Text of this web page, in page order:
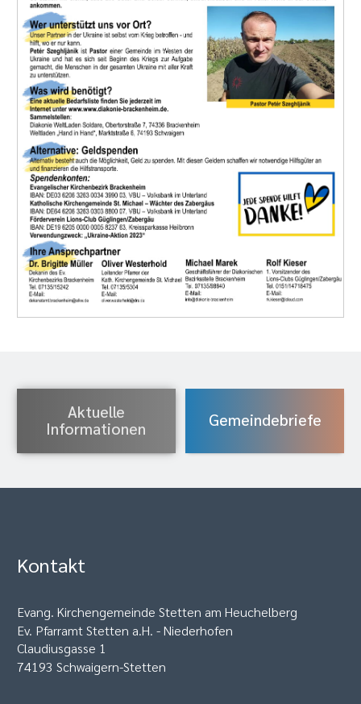
Aktuelle
Informationen
Gemeindebriefe
Kontakt
Evang. Kirchengemeinde Stetten am Heuchelberg
Ev. Pfarramt Stetten a.H. - Niederhofen
Claudiusgasse 1
74193 Schwaigern-Stetten